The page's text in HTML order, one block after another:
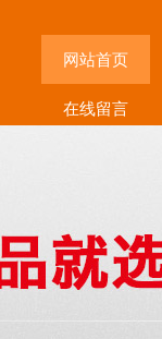
网站首页
在线留言